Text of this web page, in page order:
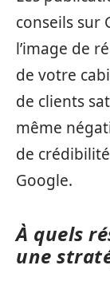
conseils sur
l’image de
de votre
de clients
même
de
Google.
À quels
une